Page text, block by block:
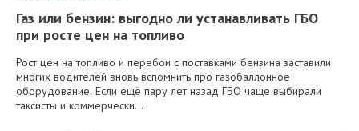
Газ или бензин: выгодно ли устанавливать ГБО
при росте цен на топливо
Рост цен на топливо и перебои с поставками бензина заставили
многих водителей вновь вспомнить про газобаллонное
оборудование. Если ещё пару лет назад ГБО чаще выбирали
таксисты и коммерчески...